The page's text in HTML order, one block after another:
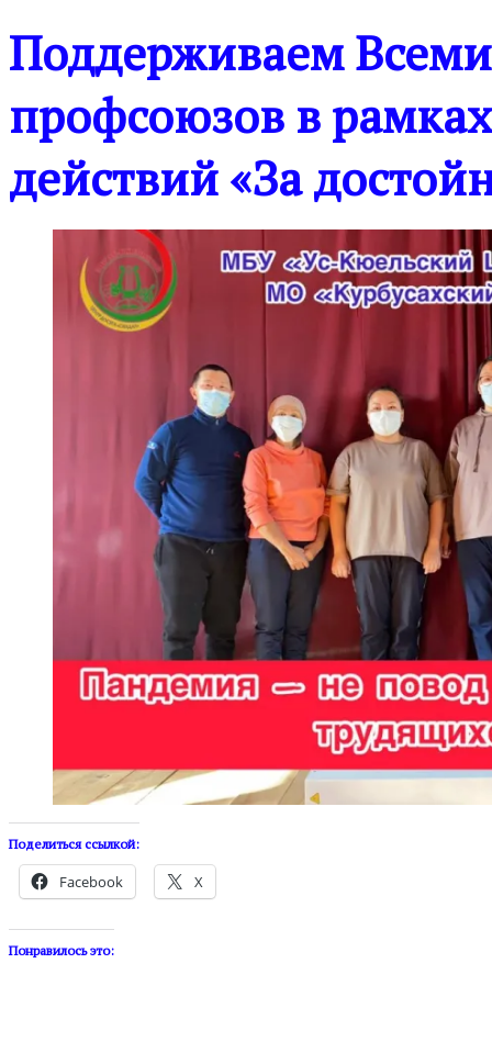
Поддерживаем
профсоюзов в
действий «За
Поделиться ссылкой:
Facebook X
Понравилось это: